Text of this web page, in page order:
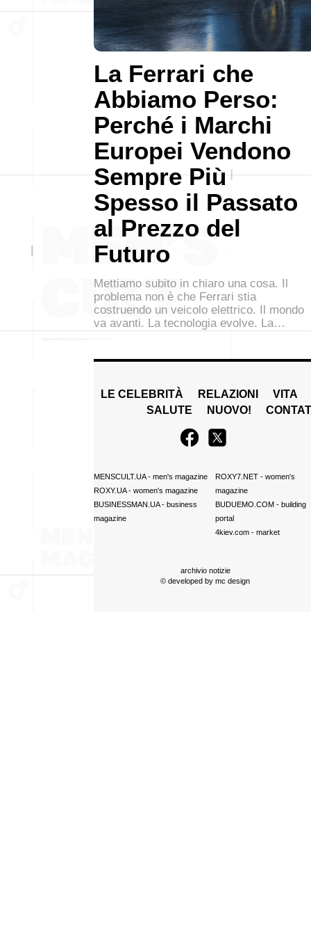
La Ferrari che
Abbiamo Perso:
Perché i Marchi
Europei Vendono
Sempre Più
Spesso il Passato
al Prezzo del
Futuro
Mettiamo subito in chiaro una cosa. Il
problema non è che Ferrari stia
costruendo un veicolo elettrico. Il mondo
va avanti. La tecnologia evolve. La…
LE CELEBRITÀ RELAZIONI
VITA
SALUTE
NUOVO!
MENSCULT.UA- men's magazine
ROXY.UA- women's magazine
BUSINESSMAN.UA- business
magazine
ROXY7.NET- women's
magazine
BUDUEMO.COM- building
portal
4kiev.com- market
archivio notizie
© developed by mc design